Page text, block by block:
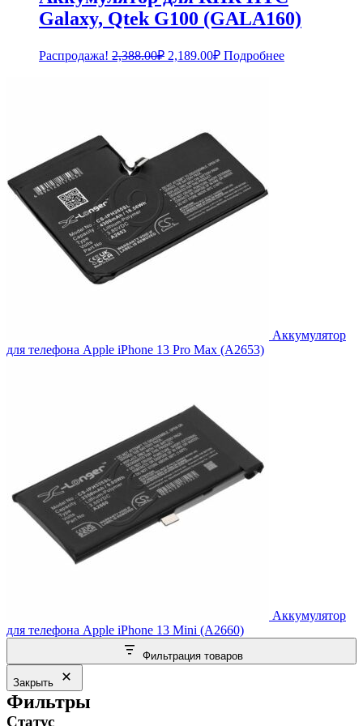
Galaxy, Qtek G100 (GALA160)
Распродажа! 2,388.00₽ Первоначальная
2,189.00₽Текущая
цена:
Подробнее
Аккумулятор
для телефона Apple iPhone 13 Pro Max (A2653)
Аккумулятор
для телефона Apple iPhone 13 Mini (A2660)
Фильтрация товаров
Закрыть
Фильтры
Статус